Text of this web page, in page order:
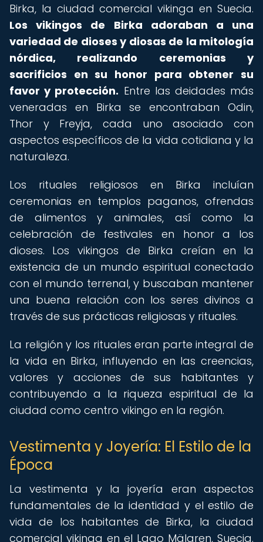
Birka, la ciudad comercial vikinga en Suecia.
Los vikingos de Birka adoraban a una
variedad de dioses y diosas de la mitología
nórdica, realizando ceremonias y
sacrificios en su honor para obtener su
favor y protección. Entre las deidades más
veneradas en Birka se encontraban Odin,
Thor y Freyja, cada uno asociado con
aspectos específicos de la vida cotidiana y la
naturaleza.
Los rituales religiosos en Birka incluían
ceremonias en templos paganos, ofrendas
de alimentos y animales, así como la
celebración de festivales en honor a los
dioses. Los vikingos de Birka creían en la
existencia de un mundo espiritual conectado
con el mundo terrenal, y buscaban mantener
una buena relación con los seres divinos a
través de sus prácticas religiosas y rituales.
La religión y los rituales eran parte integral de
la vida en Birka, influyendo en las creencias,
valores y acciones de sus habitantes y
contribuyendo a la riqueza espiritual de la
ciudad como centro vikingo en la región.
Vestimenta y Joyería: El Estilo de la
Época
La vestimenta y la joyería eran aspectos
fundamentales de la identidad y el estilo de
vida de los habitantes de Birka, la ciudad
comercial vikinga en el Lago Mälaren, Suecia.